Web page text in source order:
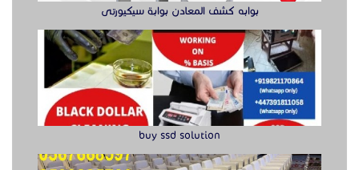
كراسي حضور عالية الجودة للمعارض